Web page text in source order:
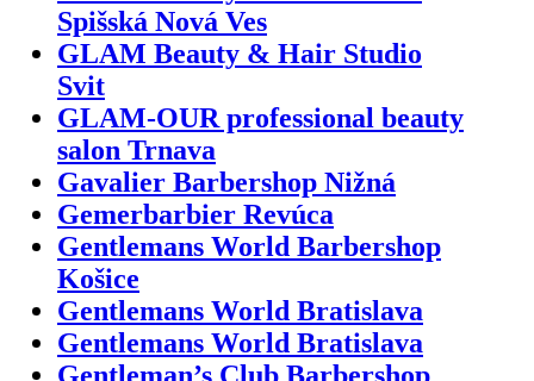
Spišská Nová Ves
GLAM Beauty & Hair Studio
Svit
GLAM-OUR professional beauty
salon Trnava
Gavalier Barbershop Nižná
Gemerbarbier Revúca
Gentlemans World Barbershop
Košice
Gentlemans World Bratislava
Gentlemans World Bratislava